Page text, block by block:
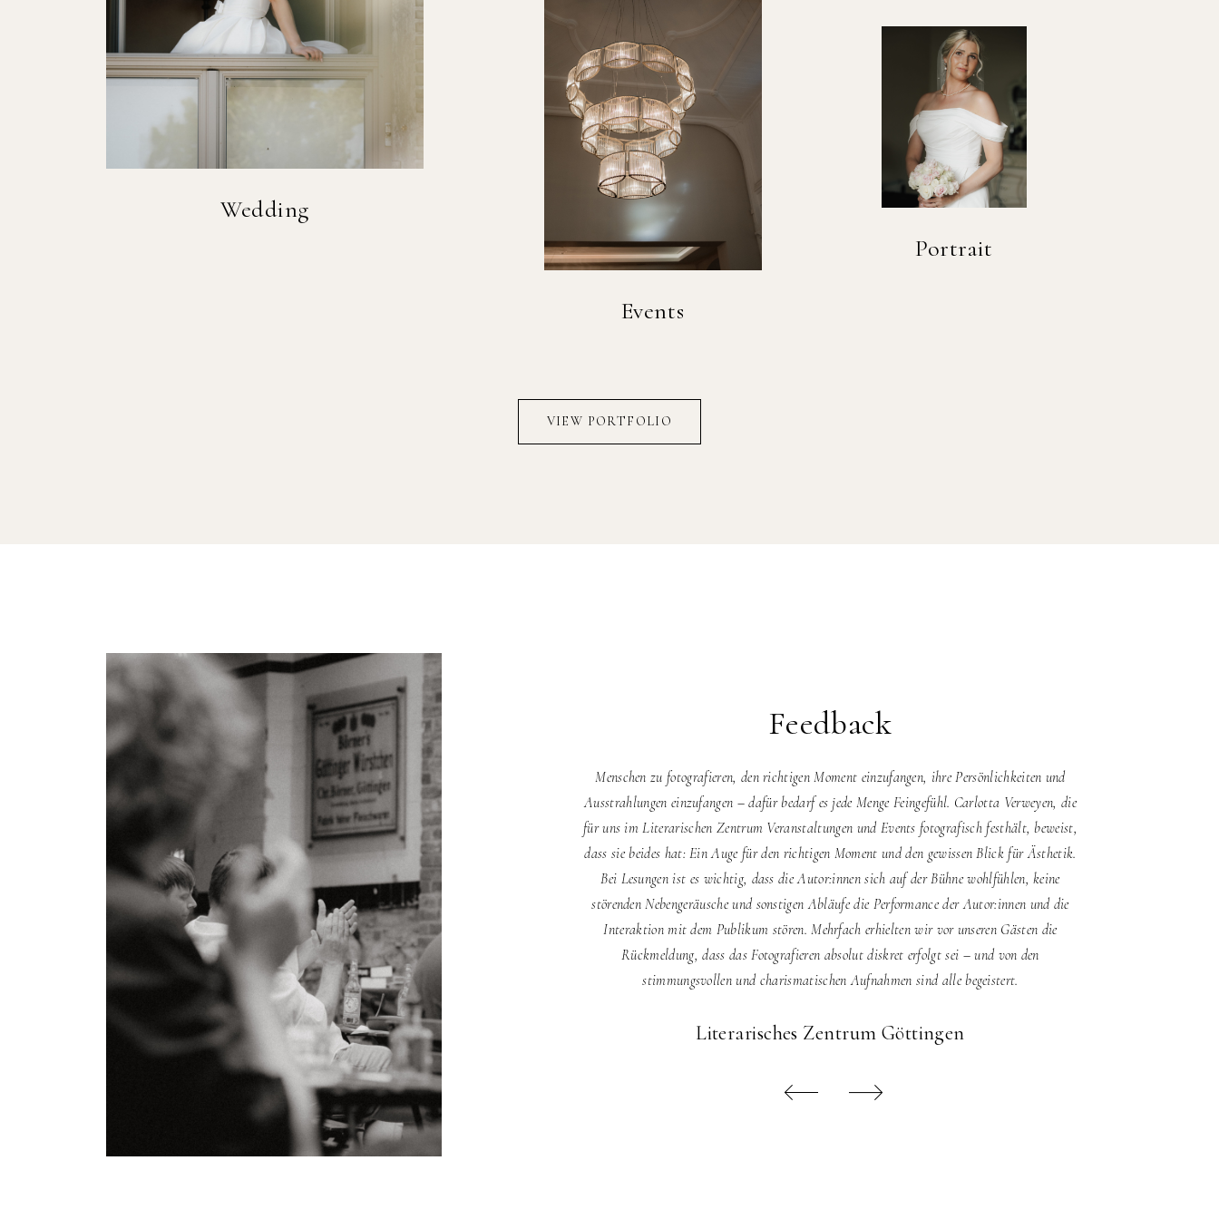
Wedding
Events
Portrait
VIEW PORTFOLIO
Feedback
Menschen zu fotografieren, den richtigen Moment einzufangen, ihre Persönlichkeiten und
Ausstrahlungen einzufangen – dafür bedarf es jede Menge Feingefühl. Carlotta Verweyen, die
für uns im Literarischen Zentrum Veranstaltungen und Events fotografisch festhält, beweist,
dass sie beides hat: Ein Auge für den richtigen Moment und den gewissen Blick für Ästhetik.
Bei Lesungen ist es wichtig, dass die Autor:innen sich auf der Bühne wohlfühlen, keine
störenden Nebengeräusche und sonstigen Abläufe die Performance der Autor:innen und die
Interaktion mit dem Publikum stören. Mehrfach erhielten wir vor unseren Gästen die
Rückmeldung, dass das Fotografieren absolut diskret erfolgt sei – und von den
stimmungsvollen und charismatischen Aufnahmen sind alle begeistert.
Literarisches Zentrum Göttingen